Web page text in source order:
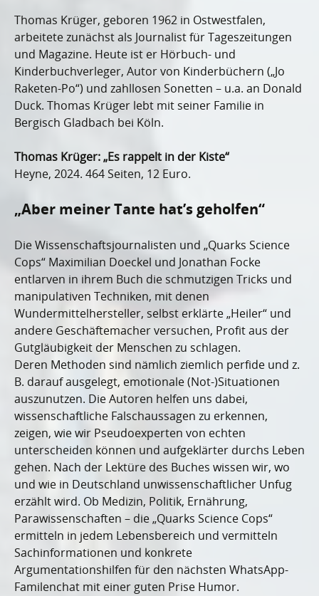
Thomas Krüger, geboren 1962 in Ostwestfalen,
arbeitete zunächst als Journalist für Tageszeitungen
und Magazine. Heute ist er Hörbuch- und
Kinderbuchverleger, Autor von Kinderbüchern („Jo
Raketen-Po“) und zahllosen Sonetten – u.a. an Donald
Duck. Thomas Krüger lebt mit seiner Familie in
Bergisch Gladbach bei Köln.
Thomas Krüger: „Es rappelt in der Kiste“
Heyne, 2024. 464 Seiten, 12 Euro.
„Aber meiner Tante hat’s geholfen“
Die Wissenschaftsjournalisten und „Quarks Science
Cops“ Maximilian Doeckel und Jonathan Focke
entlarven in ihrem Buch die schmutzigen Tricks und
manipulativen Techniken, mit denen
Wundermittelhersteller, selbst erklärte „Heiler“ und
andere Geschäftemacher versuchen, Profit aus der
Gutgläubigkeit der Menschen zu schlagen.
Deren Methoden sind nämlich ziemlich perfide und z.
B. darauf ausgelegt, emotionale (Not-)Situationen
auszunutzen. Die Autoren helfen uns dabei,
wissenschaftliche Falschaussagen zu erkennen,
zeigen, wie wir Pseudoexperten von echten
unterscheiden können und aufgeklärter durchs Leben
gehen. Nach der Lektüre des Buches wissen wir, wo
und wie in Deutschland unwissenschaftlicher Unfug
erzählt wird. Ob Medizin, Politik, Ernährung,
Parawissenschaften – die „Quarks Science Cops“
ermitteln in jedem Lebensbereich und vermitteln
Sachinformationen und konkrete
Argumentationshilfen für den nächsten WhatsApp-
Familenchat mit einer guten Prise Humor.